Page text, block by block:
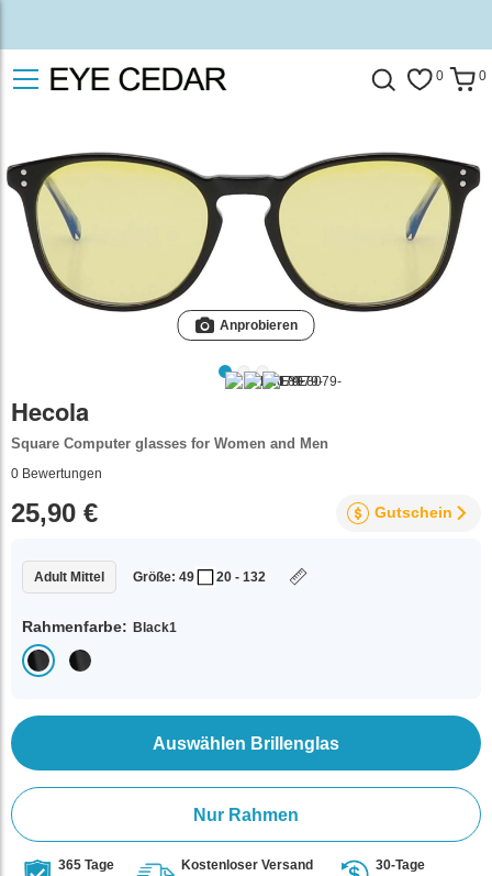
0 0
Anprobieren
Hecola
Square Computer glasses for Women and Men
0 Bewertungen
25,90 € Gutschein
Adult Mittel Größe: 49 20 - 132
Rahmenfarbe: Black1
Auswählen Brillenglas
Nur Rahmen
365 Tage
Kostenloser Versand
30-Tage